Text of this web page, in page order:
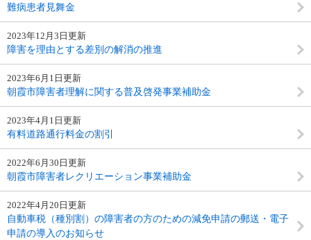
難病患者見舞金
2023年12月3日更新
障害を理由とする差別の解消の推進
2023年6月1日更新
朝霞市障害者理解に関する普及啓発事業補助金
2023年4月1日更新
有料道路通行料金の割引
2022年6月30日更新
朝霞市障害者レクリエーション事業補助金
2022年4月20日更新
自動車税（種別割）の障害者の方のための減免申請の郵送・電子
申請の導入のお知らせ